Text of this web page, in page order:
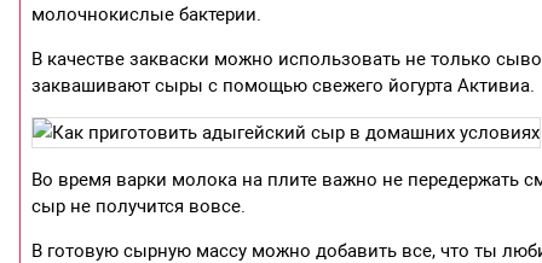
молочнокислые бактерии.
В качестве закваски можно использовать не только
заквашивают сыры с помощью свежего йогурта Активиа.
Во время варки молока на плите важно не передержать
сыр не получится вовсе.
В готовую сырную массу можно добавить все, что ты